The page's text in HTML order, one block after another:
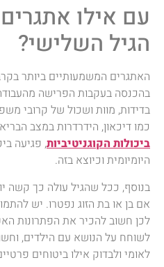
עם אילו
הגיל השלישי?
האתגרים המשמעותיים ביותר
בהכנסה בעקבות הפרישה
בדידות, מוות ושכול של קרובי
כמו דיכאון, הידרדרות במצב
ביכולות הקוגניטיביות, פגיעה
היומיומית וכיוצא בזה.
בנוסף, ככל שהגיל עולה כך קשה
אם בן או בת הזוג נפטרו. יש
לכן חשוב להכיר את הפתרונות
לשוחח על הנושא עם הילדים,
לאומי ולבדוק אילו ביטוחים